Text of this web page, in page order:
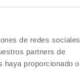
de redes sociales
partners de
haya proporcionado o
más, a que
mejor
y